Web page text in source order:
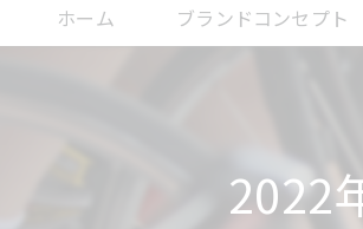
ホーム ブランドコンセプト
2022